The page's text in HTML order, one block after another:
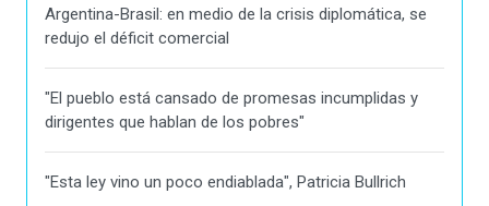
Argentina-Brasil: en medio de la crisis diplomática, se
redujo el déficit comercial
"El pueblo está cansado de promesas incumplidas y
dirigentes que hablan de los pobres"
"Esta ley vino un poco endiablada", Patricia Bullrich